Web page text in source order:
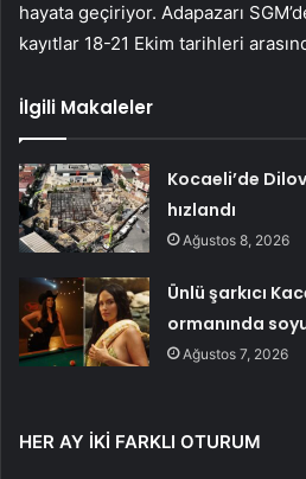
hayata geçiriyor. Adapazarı
kayıtlar 18-21 Ekim tarihleri
İlgili Makaleler
Kocaeli’de
hızlandı
Ağustos 8, 2026
Ünlü şarkıcı
ormanında
Ağustos 7, 2026
HER AY İKİ FARKLI OTURUM